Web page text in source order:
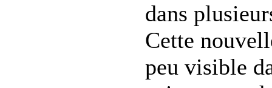
dans
Cette
peu visible